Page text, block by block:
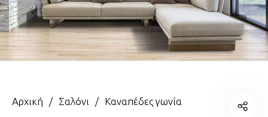
Αρχική / Σαλόνι / Καναπέδες γωνία